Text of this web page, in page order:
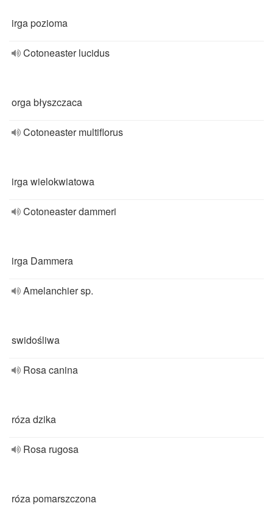
irga pozioma
Cotoneaster lucidus
orga błyszczaca
Cotoneaster multiflorus
irga wielokwiatowa
Cotoneaster dammeri
irga Dammera
Amelanchier sp.
swidośliwa
Rosa canina
róza dzika
Rosa rugosa
róza pomarszczona